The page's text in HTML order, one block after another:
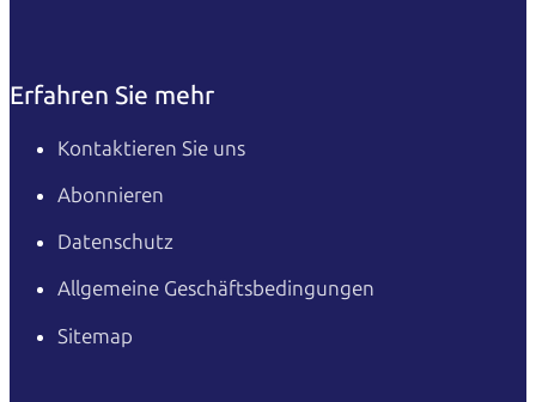
Erfahren Sie mehr
Kontaktieren Sie uns
Abonnieren
Datenschutz
Allgemeine Geschäftsbedingungen
Sitemap